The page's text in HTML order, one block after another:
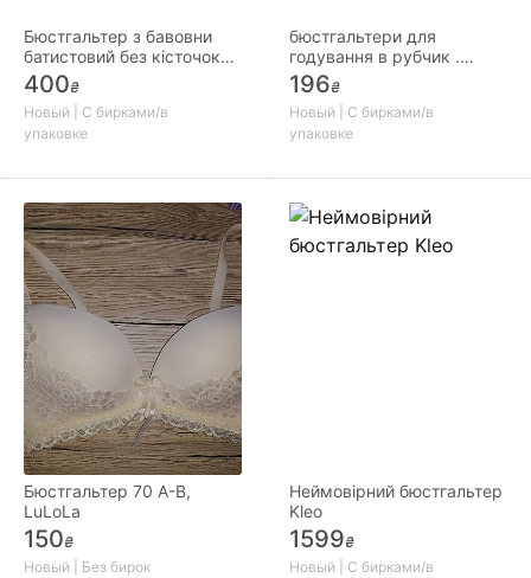
Бюстгальтер з бавовни
батистовий без кісточок
233
400₴
Новый | С бирками/в
упаковке
бюстгальтери для
годування в рубчик .
Чашка В-С.
196₴
Новый | С бирками/в
упаковке
Бюстгальтер 70 А-В,
LuLoLa
150₴
Новый | Без бирок
Неймовірний бюстгальтер
Kleo
1599₴
Новый | С бирками/в